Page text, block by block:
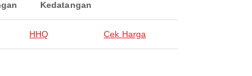
Kedatangan
HHQ Cek Harga